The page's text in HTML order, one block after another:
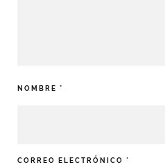
NOMBRE *
CORREO ELECTRÓNICO *